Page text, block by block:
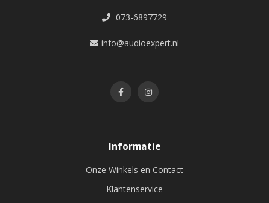
073-6897729
info@audioexpert.nl
Informatie
Onze Winkels en Contact
Klantenservice